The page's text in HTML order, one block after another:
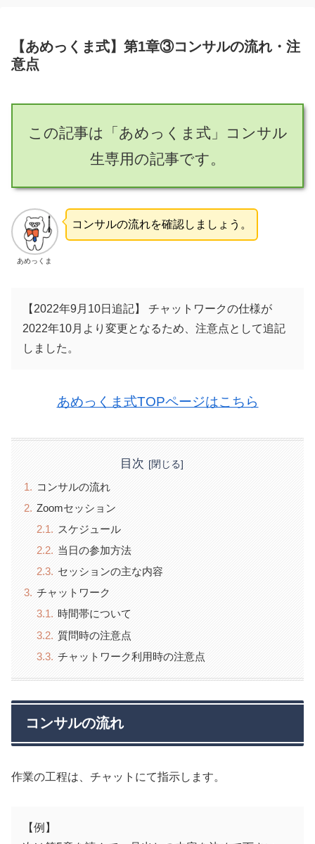
【あめっくま式】第1章③コンサルの流れ・注
意点
この記事は「あめっくま式」コンサル
生専用の記事です。
あめっくま
コンサルの流れを確認しましょう。
【2022年9月10日追記】 チャットワークの仕様が
2022年10月より変更となるため、注意点として追記
しました。
あめっくま式TOPページはこちら
目次
コンサルの流れ
Zoomセッション
スケジュール
当日の参加方法
セッションの主な内容
チャットワーク
時間帯について
質問時の注意点
チャットワーク利用時の注意点
コンサルの流れ
作業の工程は、チャットにて指示します。
【例】